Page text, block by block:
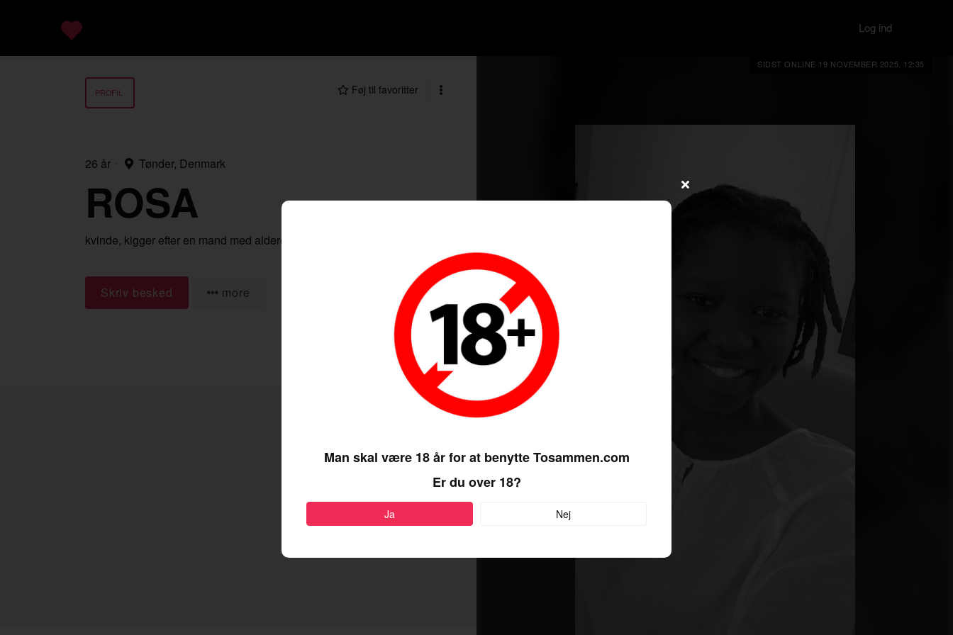
Log ind
SIDST ONLINE 19 NOVEMBER 2025, 12:35
PROFIL Føj til favoritter
26 år Tønder, Denmark
ROSA
kvinde, kigger efter en mand med alderen 18-99
Skriv besked more
Man skal være 18 år for at benytte Tosammen.com
Er du over 18?
Ja Nej